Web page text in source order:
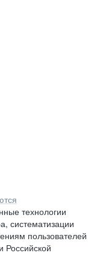
технологии
систематизации
пользователей
Российской